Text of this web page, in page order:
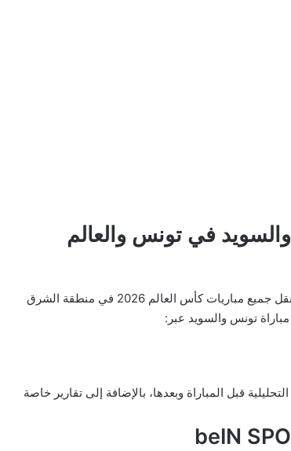
والسويد في تونس والعالم
تمتلك شبكة beIN SPORTS الحقوق الحصرية لنقل جميع مباريات كأس العالم 2026 في منطقة الشرق
تونس والسويد عبر:
قبل المباراة وبعدها، بالإضافة إلى تقارير خاصة